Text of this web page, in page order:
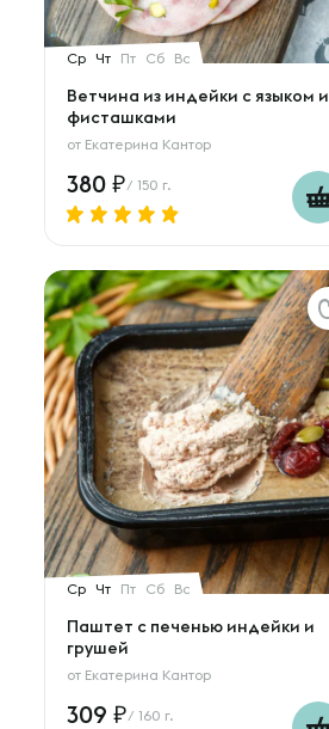
Ср Чт Пт Сб Вс
Ветчина из индейки с языком и
фисташками
от Екатерина Кантор
380 / 150 г.
Ср Чт Пт Сб Вс
Паштет с печенью индейки и
грушей
от Екатерина Кантор
309 / 160 г.